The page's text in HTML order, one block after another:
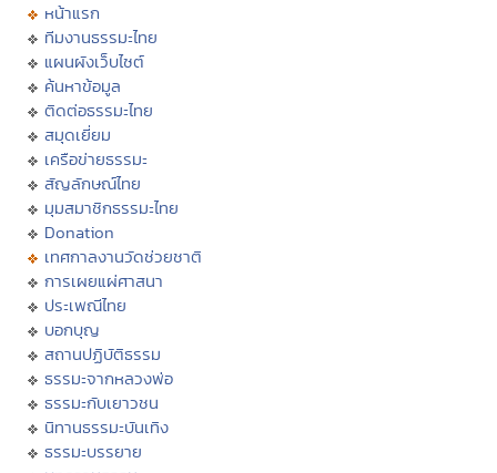
หน้าแรก
ทีมงานธรรมะไทย
แผนผังเว็บไซต์
ค้นหาข้อมูล
ติดต่อธรรมะไทย
สมุดเยี่ยม
เครือข่ายธรรมะ
สัญลักษณ์ไทย
มุมสมาชิกธรรมะไทย
Donation
เทศกาลงานวัดช่วยชาติ
การเผยแผ่ศาสนา
ประเพณีไทย
บอกบุญ
สถานปฏิบัติธรรม
ธรรมะจากหลวงพ่อ
ธรรมะกับเยาวชน
นิทานธรรมะบันเทิง
ธรรมะบรรยาย